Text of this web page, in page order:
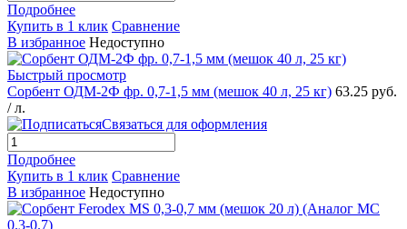
Подробнее
Купить в 1 клик Сравнение
В избранное Недоступно
Быстрый просмотр
Сорбент ОДМ-2Ф фр. 0,7-1,5 мм (мешок 40 л, 25 кг) 63.25 руб.
/ л.
Связаться для оформления
Подробнее
Купить в 1 клик Сравнение
В избранное Недоступно